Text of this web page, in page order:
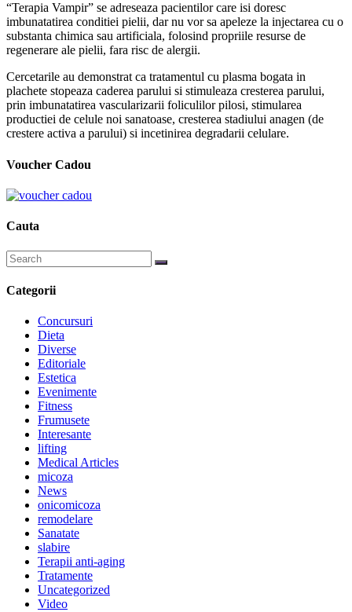
“Terapia Vampir” se adreseaza pacientilor care isi doresc
imbunatatirea conditiei pielii, dar nu vor sa apeleze la injectarea cu o
substanta chimica sau artificiala, folosind propriile resurse de
regenerare ale pielii, fara risc de alergii.
Cercetarile au demonstrat ca tratamentul cu plasma bogata in
plachete stopeaza caderea parului si stimuleaza cresterea parului,
prin imbunatatirea vascularizarii foliculilor pilosi, stimularea
productiei de celule noi sanatoase, cresterea stadiului anagen (de
crestere activa a parului) si incetinirea degradarii celulare.
Voucher Cadou
Cauta
Categorii
Concursuri
Dieta
Diverse
Editoriale
Estetica
Evenimente
Fitness
Frumusete
Interesante
lifting
Medical Articles
micoza
News
onicomicoza
remodelare
Sanatate
slabire
Terapii anti-aging
Tratamente
Uncategorized
Video